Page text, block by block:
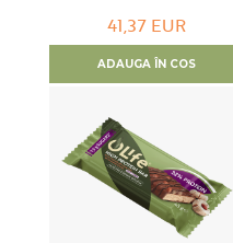
41,37 EUR
ADAUGA ÎN COS